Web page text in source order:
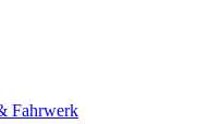
Fahrwerk